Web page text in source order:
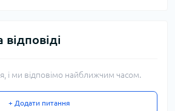
і ми відповімо найближчим часом.
+ Додати питання